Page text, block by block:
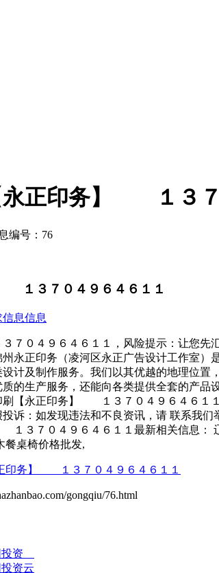
永正印务】 １３７
编号：76
１３７０４９６４６１１
息信息
０４９６４６１１，风险提示：让您先
正印务（凌河区永正广告设计工作室）
设计及制作服务。我们以其优越的地理位
的生产服务，还能向各类提供全套的产
刷【永正印务】 １３７０４９６４６１
诉：如发现违法和不良资讯，请 联系我们
３７０４９６４６１１最新相关信息：
餐桌椅价格批发,
印务】 １３７０４９６４６１１
gongqiu/76.html
投资
资云